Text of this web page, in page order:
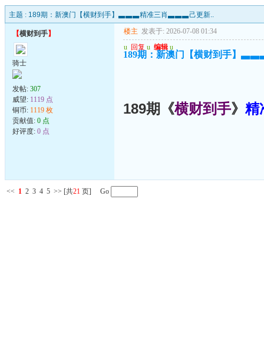
主题 : 189期：新澳门【横财到手】▃▃▃精准三肖▃▃▃己更新..
【横财到手】
骑士
发帖: 307
威望: 1119 点
铜币: 1119 枚
贡献值: 0 点
好评度: 0 点
楼主 发表于: 2026-07-08 01:34
u 回复 u 编辑 u
189期：新澳门【横财到手】
189期《横财到手》 精
<< 1 2 3 4 5 >> [共21 页] Go